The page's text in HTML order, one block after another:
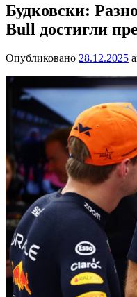
Будковски:
Bull достигли
Опубликовано 28.12.2025